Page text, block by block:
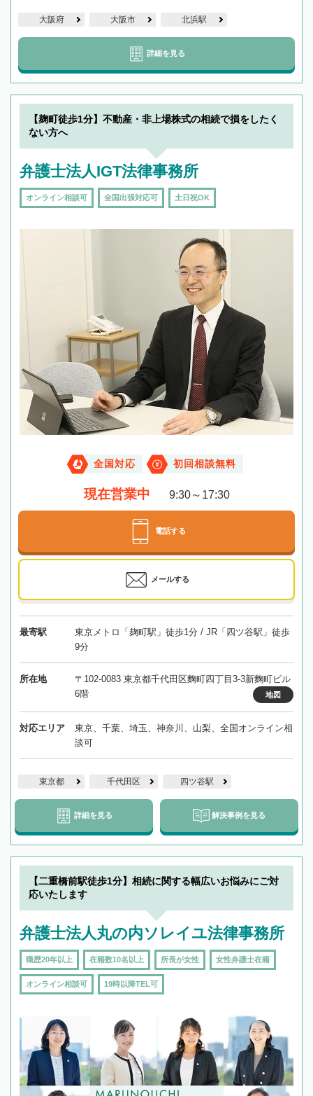
大阪府 大阪市 北浜駅
詳細を見る
【麹町徒歩1分】不動産・非上場株式の相続で損をしたく
ない方へ
弁護士法人IGT法律事務所
オンライン相談可 全国出張対応可 土日祝OK
全国対応 初回相談無料
現在営業中 9:30～17:30
電話する
メールする
最寄駅
東京メトロ「麹町駅」徒歩1分 / JR「四ツ谷駅」徒歩
9分
所在地
〒102-0083 東京都千代田区麴町四丁目3-3新麴町ビル
6階
地図
対応エリア
東京、千葉、埼玉、神奈川、山梨、全国オンライン相
談可
東京都 千代田区 四ツ谷駅
詳細を見る 解決事例を見る
【二重橋前駅徒歩1分】相続に関する幅広いお悩みにご対
応いたします
弁護士法人丸の内ソレイユ法律事務所
職歴20年以上 在籍数10名以上 所長が女性 女性弁護士在籍
オンライン相談可 19時以降TEL可